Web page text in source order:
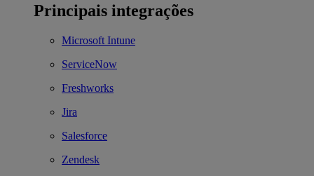
Principais integrações
Microsoft Intune
ServiceNow
Freshworks
Jira
Salesforce
Zendesk